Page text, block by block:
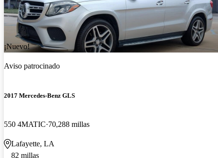
¡Nuevo!
Aviso patrocinado
2017 Mercedes-Benz GLS
550 4MATIC 70,288 millas
Lafayette, LA
82 millas